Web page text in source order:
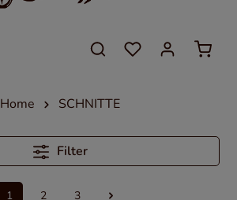
Home SCHNITTE
Filter
1 2 3